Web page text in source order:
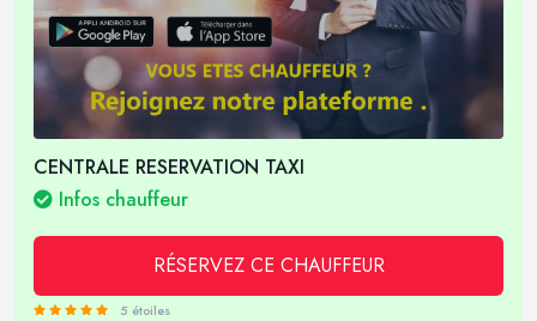
CENTRALE RESERVATION TAXI
Infos chauffeur
RÉSERVEZ CE CHAUFFEUR
5 étoiles